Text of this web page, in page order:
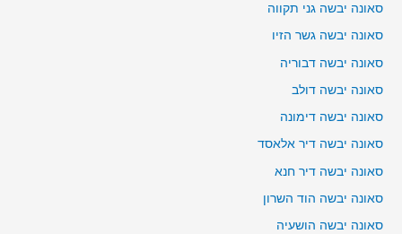
סאונה יבשה גני תקווה
סאונה יבשה גשר הזיו
סאונה יבשה דבוריה
סאונה יבשה דולב
סאונה יבשה דימונה
סאונה יבשה דיר אלאסד
סאונה יבשה דיר חנא
סאונה יבשה הוד השרון
סאונה יבשה הושעיה